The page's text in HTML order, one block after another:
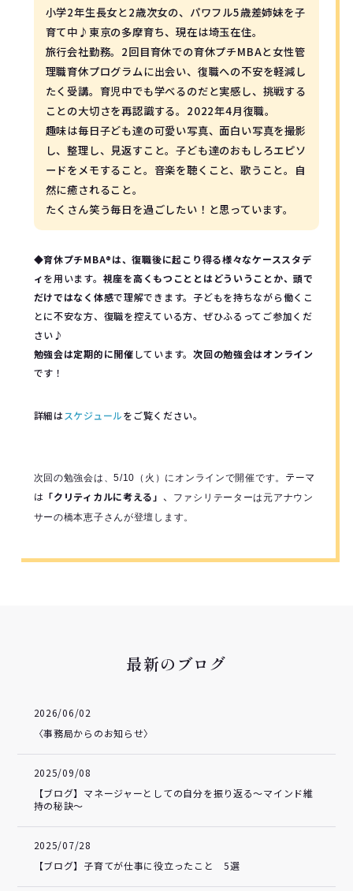
小学2年生長女と2歳次女の、パワフル5歳差姉妹を子
育て中♪東京の多摩育ち、現在は埼玉在住。
旅行会社勤務。2回目育休での育休プチMBAと女性管
理職育休プログラムに出会い、復職への不安を軽減し
たく受講。育児中でも学べるのだと実感し、挑戦する
ことの大切さを再認識する。2022年4月復職。
趣味は毎日子ども達の可愛い写真、面白い写真を撮影
し、整理し、見返すこと。子ども達のおもしろエピソ
ードをメモすること。音楽を聴くこと、歌うこと。自
然に癒されること。
たくさん笑う毎日を過ごしたい！と思っています。
◆育休プチMBA®️は、復職後に起こり得る様々なケーススタデ
ィを用います。 視座を高くもつこととはどういうことか、頭で
だけではなく体感で理解できます。子どもを持ちながら働くこ
とに不安な方、復職を控えている方、ぜひふるってご参加くだ
さい♪
勉強会は定期的に開催しています。次回の勉強会はオンライン
です！
詳細はスケジュールをご覧ください。
次回の勉強会は、5/10（火）にオンラインで開催です。 テーマ
は 「クリティカルに考える」 、
ファシリテーターは元アナウン
サーの橋本恵子さんが登壇します。
最新のブログ
2026/06/02
〈事務局からのお知らせ〉
2025/09/08
【ブログ】マネージャーとしての自分を振り返る～マインド維
持の秘訣～
2025/07/28
【ブログ】子育てが仕事に役立ったこと 5選